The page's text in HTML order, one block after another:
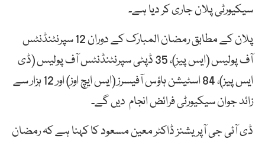
سیکیورٹی پلان جاری کر دیا ہے۔
پلان کے مطابق رمضان المبارک کے دوران 12 سپرنٹنڈنٹس
آف پولیس (ایس پیز)، 35 ڈپٹی سپرنٹنڈنٹس آف پولیس (ڈی
ایس پیز)، 84 اسٹیشن ہاؤس آفیسرز (ایس ایچ اوز) اور 12 ہزار سے
زائد جوان سیکیورٹی فرائض انجام دیں گے۔
ڈی آئی جی آپریشنز ڈاکٹر معین مسعود کا کہنا ہے کہ رمضان